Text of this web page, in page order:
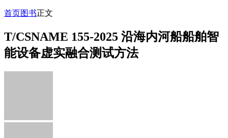
首页图书正文
T/CSNAME 155-2025 沿海内河船船舶智
能设备虚实融合测试方法